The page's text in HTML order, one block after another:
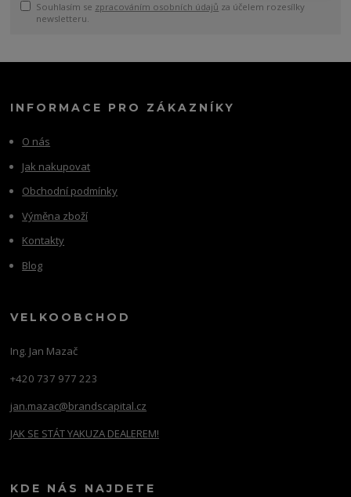
Souhlasím se zpracováním osobních údajů za účelem rozesílky
newsletteru.
INFORMACE PRO ZÁKAZNÍKY
O nás
Jak nakupovat
Obchodní podmínky
Výměna zboží
Kontakty
Blog
VELKOOBCHOD
Ing. Jan Mazač
+420 737 977 223
jan.mazac@brandscapital.cz
JAK SE STÁT YAKUZA DEALEREM!
KDE NÁS NAJDETE